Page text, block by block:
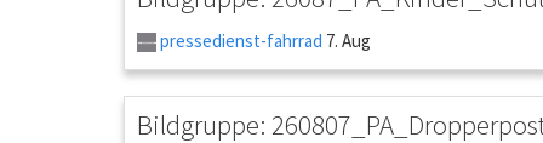
pressedienst-fahrrad 7. Aug
Bildgruppe: